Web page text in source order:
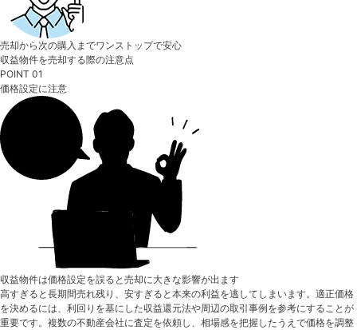
売却から次の購入までワンストップで安心
収益物件を売却する際の注意点
POINT 01
価格設定に注意
収益物件は価格設定を誤ると売却に大きな影響が出ます
高すぎると長期間売れ残り、安すぎると本来の利益を逃してしまいます。適正価格
を決めるには、利回りを基にした収益還元法や周辺の取引事例を参考にすることが
重要です。複数の不動産会社に査定を依頼し、相場感を把握したうえで価格を調整